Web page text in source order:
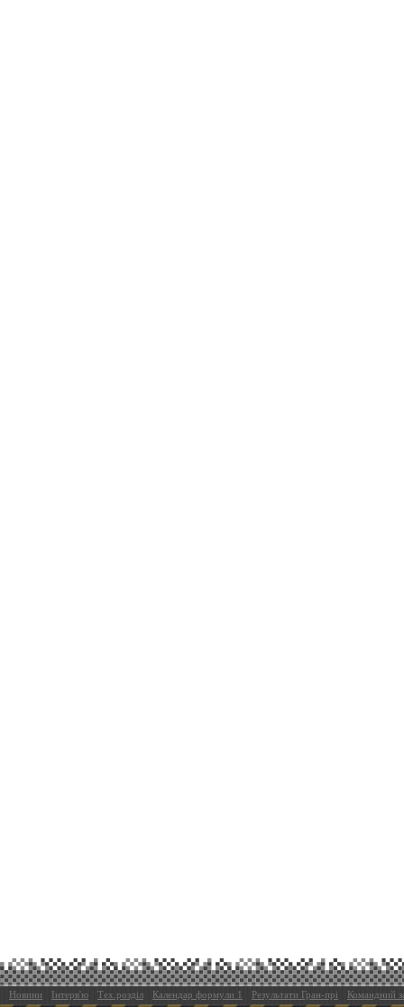
Новини Інтерв'ю Тех.розділ Календар формули 1 Результати Гран-прі Командний